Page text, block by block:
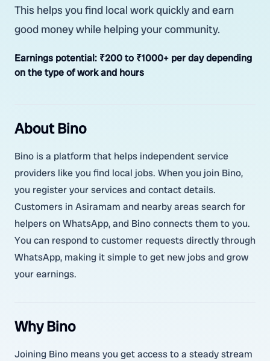
This helps you find local work quickly and earn
good money while helping your community.
Earnings potential: ₹200 to ₹1000+ per day depending
on the type of work and hours
About Bino
Bino is a platform that helps independent service
providers like you find local jobs. When you join Bino,
you register your services and contact details.
Customers in Asiramam and nearby areas search for
helpers on WhatsApp, and Bino connects them to you.
You can respond to customer requests directly through
WhatsApp, making it simple to get new jobs and grow
your earnings.
Why Bino
Joining Bino means you get access to a steady stream